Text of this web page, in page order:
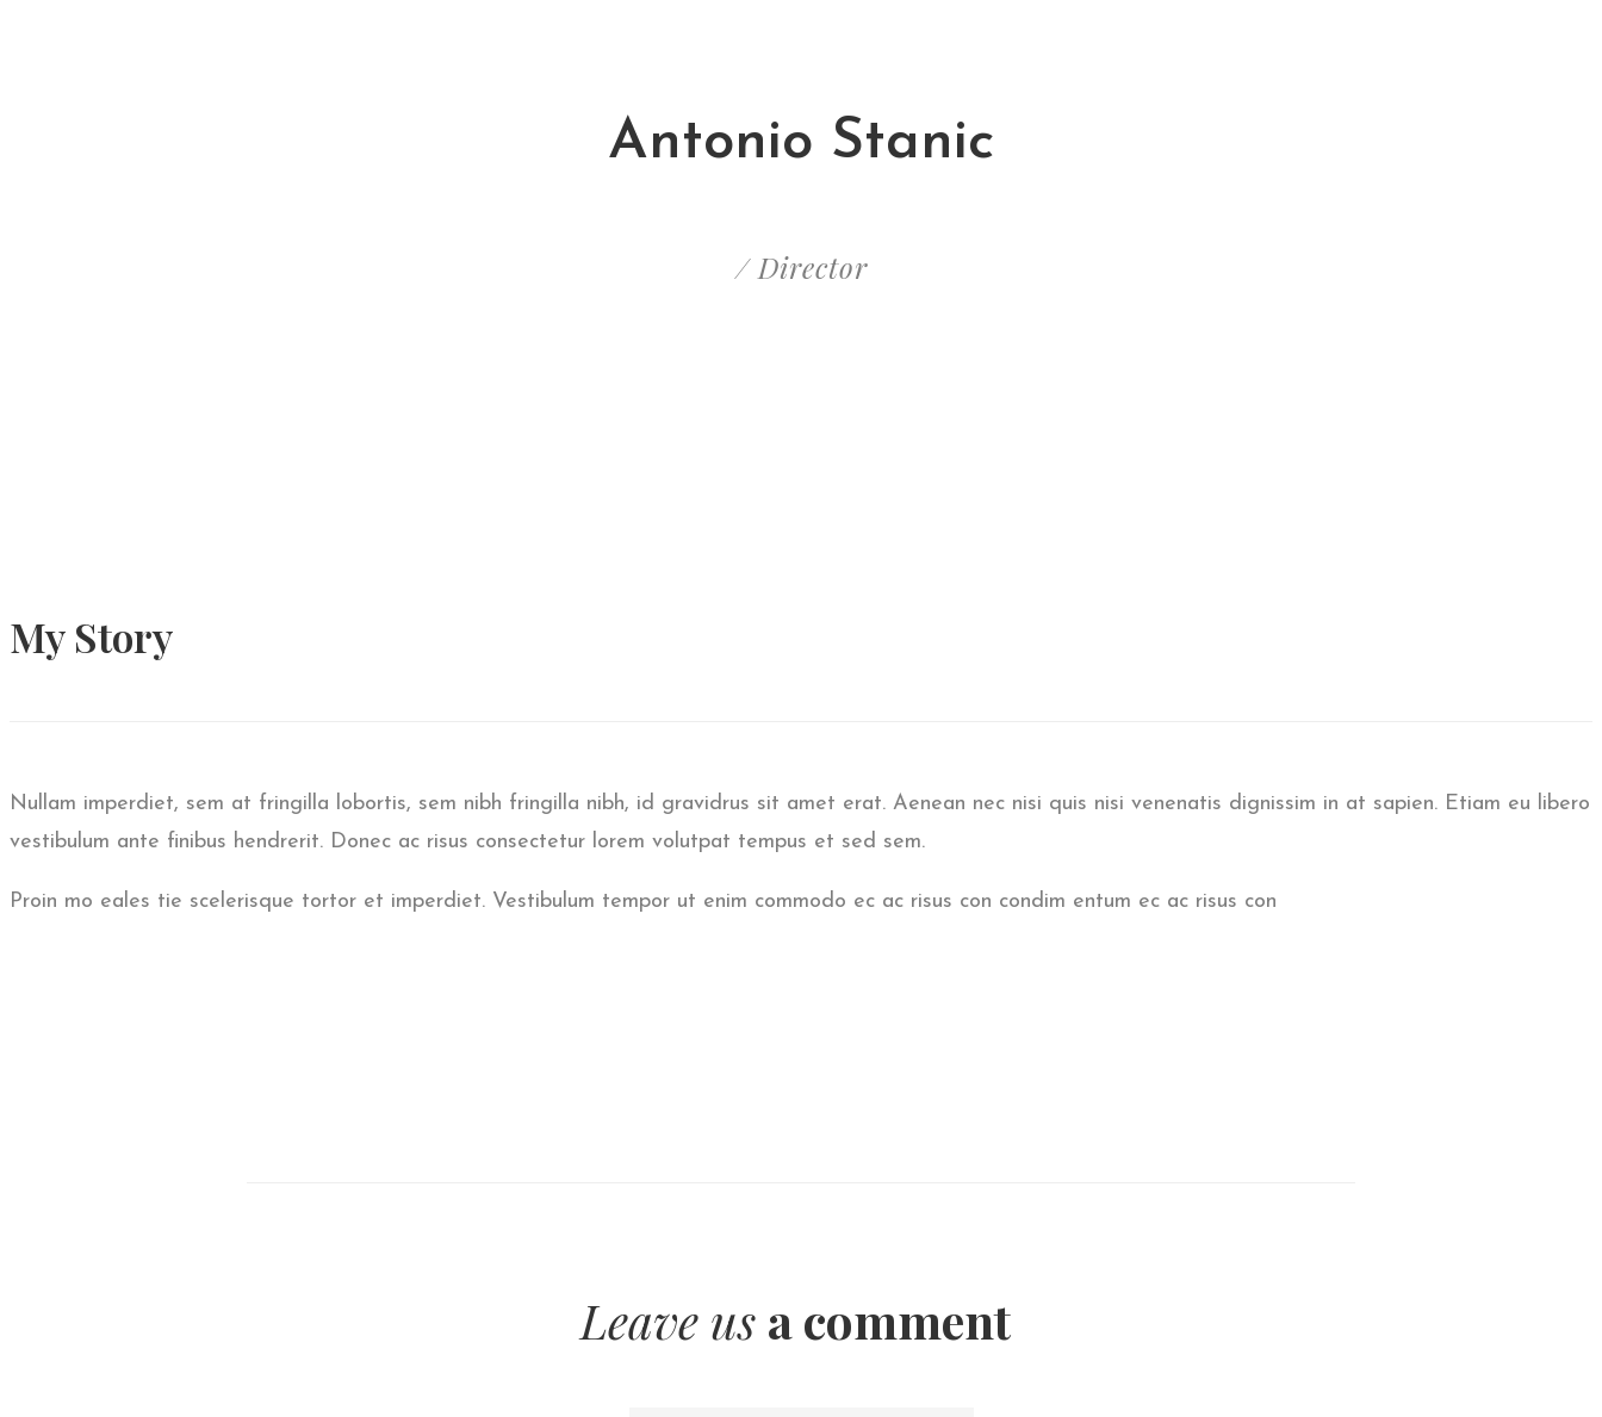
Antonio Stanic
/ Director
MyStory
Nullam imperdiet, sem at fringilla lobortis, sem nibh fringilla nibh, id gravidrus sit amet erat. Aenean nec nisi quis nisi venenatis dignissim in at sapien. Etiam eu libero
vestibulum ante finibus hendrerit. Donec ac risus consectetur lorem volutpat tempus et sed sem.
Proin mo eales tie scelerisque tortor et imperdiet. Vestibulum tempor ut enim commodo ec ac risus con condim entum ec ac risus con
Leave us a comment